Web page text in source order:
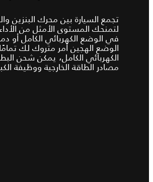
تجمع السيارة بين محرك البنزين
لتمنحك المستوى الأمثل من الأداء
في الوضع الكهربائي الكامل أو
الوضع الهجين أمر متروك لك
الكهربائي الكامل، يمكن شحن
مصادر الطاقة الخارجية ووظيفة